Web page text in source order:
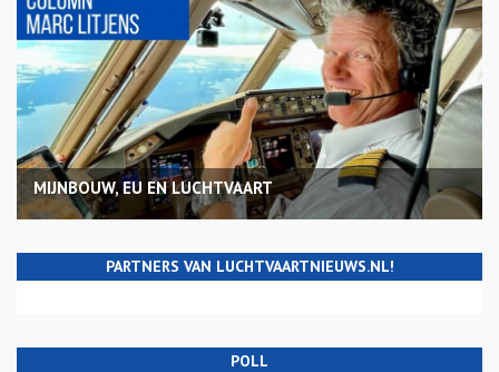
MIJNBOUW, EU EN LUCHTVAART
PARTNERS VAN LUCHTVAARTNIEUWS.NL!
POLL